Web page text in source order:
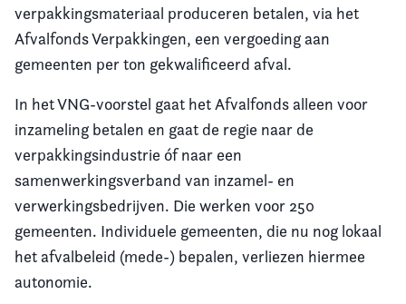
verpakkingsmateriaal produceren betalen, via het
Afvalfonds Verpakkingen, een vergoeding aan
gemeenten per ton gekwalificeerd afval.
In het VNG-voorstel gaat het Afvalfonds alleen voor
inzameling betalen en gaat de regie naar de
verpakkingsindustrie óf naar een
samenwerkingsverband van inzamel- en
verwerkingsbedrijven. Die werken voor 250
gemeenten. Individuele gemeenten, die nu nog lokaal
het afvalbeleid (mede-) bepalen, verliezen hiermee
autonomie.